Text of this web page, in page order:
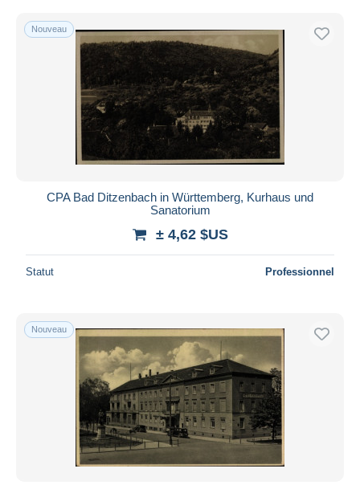
Nouveau
CPA Bad Ditzenbach in Württemberg, Kurhaus und
Sanatorium
± 4,62 $US
Statut Professionnel
Nouveau